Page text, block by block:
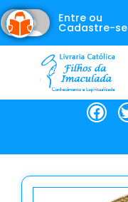
Entre ou
Cadastre-se